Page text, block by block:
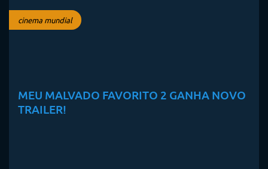
cinema mundial
MEU MALVADO FAVORITO 2 GANHA NOVO
TRAILER!